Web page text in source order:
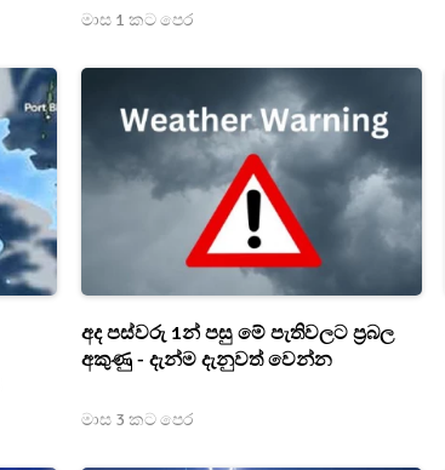
මාස 1 කට පෙර
අද පස්වරු 1න් පසු මේ පැතිවලට ප්‍රබල
අකුණු - දැන්ම දැනුවත් වෙන්න
මාස 3 කට පෙර